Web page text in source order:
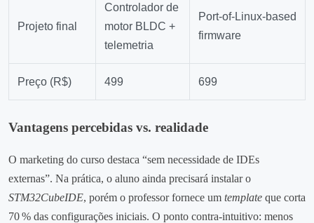
Projeto final
Controlador de
motor BLDC +
telemetria
Port‑of‑Linux‑based
firmware
Preço (R$) 499 699
Vantagens percebidas vs. realidade
O marketing do curso destaca “sem necessidade de IDEs
externas”. Na prática, o aluno ainda precisará instalar o
STM32CubeIDE, porém o professor fornece um template que corta
70 % das configurações iniciais. O ponto contra‑intuitivo: menos